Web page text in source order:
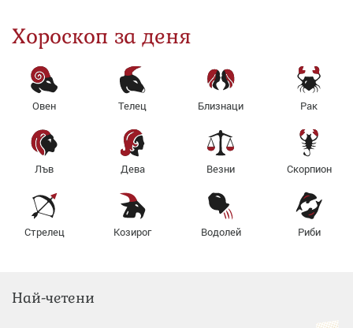
Хороскоп за деня
Овен Телец Близнаци Рак
Лъв Дева Везни Скорпион
Стрелец Козирог Водолей Риби
Най-четени